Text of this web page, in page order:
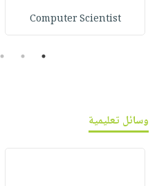
Computer Scientist
1
2
3
وسائل تعليمية